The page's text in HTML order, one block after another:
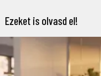
Ezeket is olvasd el!